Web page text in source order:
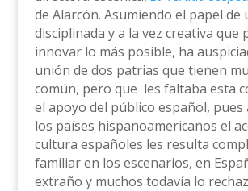
de Alarcón. Asumiendo el papel de
disciplinada y a la vez creativa que
innovar lo más posible, ha
unión de dos patrias que tienen
común, pero que les faltaba esta
el apoyo del público español, pues
los países hispanoamericanos el
cultura españoles les resulta
familiar en los escenarios, en
extraño y muchos todavía lo